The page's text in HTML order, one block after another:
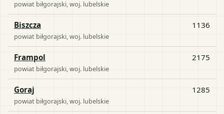
powiat biłgorajski , woj. lubelskie
Biszcza
powiat biłgorajski , woj. lubelskie
1136
Frampol
powiat biłgorajski , woj. lubelskie
2175
Goraj
powiat biłgorajski , woj. lubelskie
1285